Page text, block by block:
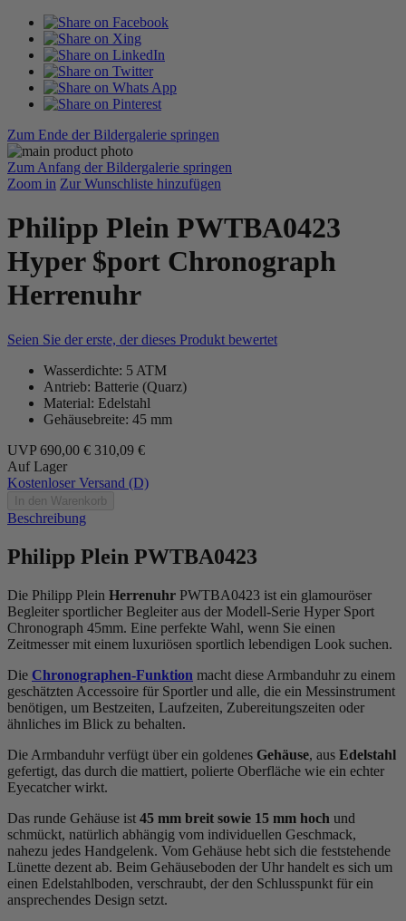
Zum Ende der Bildergalerie springen
Zum Anfang der Bildergalerie springen
Zoom in Zur Wunschliste hinzufügen
Philipp Plein PWTBA0423
Hyper $port Chronograph
Herrenuhr
Seien Sie der erste, der dieses Produkt bewertet
Wasserdichte: 5 ATM
Antrieb: Batterie (Quarz)
Material: Edelstahl
Gehäusebreite: 45 mm
UVP 690,00 € 310,09 €
Auf Lager
Kostenloser Versand (D)
In den Warenkorb
Beschreibung
Philipp Plein PWTBA0423
Die Philipp Plein Herrenuhr PWTBA0423 ist ein glamouröser
Begleiter sportlicher Begleiter aus der Modell-Serie Hyper Sport
Chronograph 45mm. Eine perfekte Wahl, wenn Sie einen
Zeitmesser mit einem luxuriösen sportlich lebendigen Look suchen.
Die Chronographen-Funktion macht diese Armbanduhr zu einem
geschätzten Accessoire für Sportler und alle, die ein Messinstrument
benötigen, um Bestzeiten, Laufzeiten, Zubereitungszeiten oder
ähnliches im Blick zu behalten.
Die Armbanduhr verfügt über ein goldenes Gehäuse, aus Edelstahl
gefertigt, das durch die mattiert, polierte Oberfläche wie ein echter
Eyecatcher wirkt.
Das runde Gehäuse ist 45 mm breit sowie 15 mm hoch und
schmückt, natürlich abhängig vom individuellen Geschmack,
nahezu jedes Handgelenk. Vom Gehäuse hebt sich die feststehende
Lünette dezent ab. Beim Gehäuseboden der Uhr handelt es sich um
einen Edelstahlboden, verschraubt, der den Schlusspunkt für ein
ansprechendes Design setzt.